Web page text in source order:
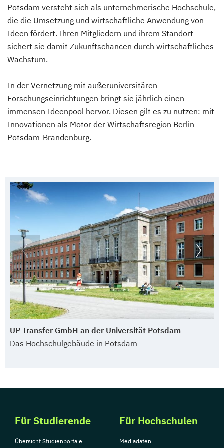
Potsdam versteht sich als unternehmerische Hochschule,
die die Umsetzung und wirtschaftliche Anwendung von
Ideen fördert. Ihren Mitgliedern und ihrem Standort
sichert sie damit Zukunftschancen durch wirtschaftliches
Wachstum.
In der Vernetzung mit außeruniversitären
Forschungseinrichtungen bringt sie jährlich einen
immensen Ideenpool hervor. Diesen gilt es zu nutzen: mit
Innovationen als Motor der Wirtschaftsregion Berlin-
Potsdam-Brandenburg.
UP Transfer GmbH an der Universität Potsdam
Das Hochschulgebäude in Potsdam
Für Studierende
Übersicht Studienportale
Für Hochschulen
Mediadaten